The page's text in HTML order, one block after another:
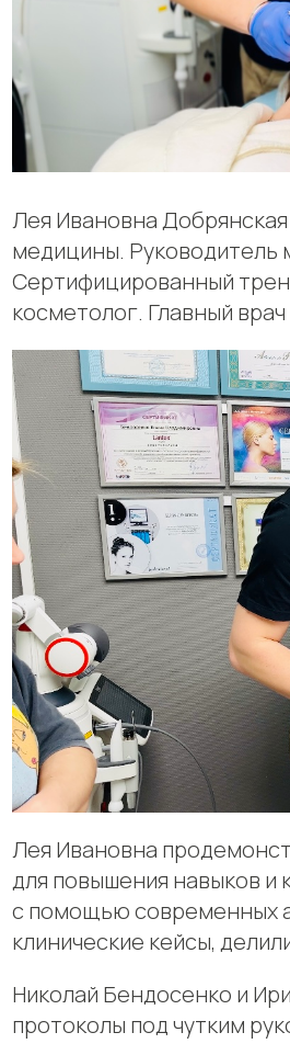
Лея Ивановна
медицины. Руководитель
Сертифицированный
косметолог. Главный врач
Лея Ивановна
для повышения навыков и
с помощью современных
клинические кейсы,
Николай Бендосенко и
протоколы под чутким